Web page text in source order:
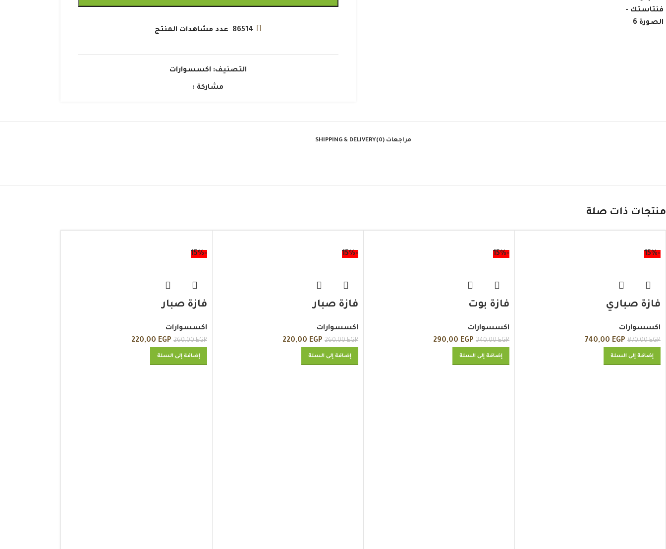
86514 عدد مشاهدات المنتج
التصنيف: اكسسوارات
مشاركة :
مراجعات (0) SHIPPING & DELIVERY
منتجات ذات صلة
-15%
فازة صباري
اكسسوارات
870,00EGP
740,00 EGP
إضافة إلى السلة
-15%
فازة بوت
اكسسوارات
340,00EGP
290,00 EGP
إضافة إلى السلة
-15%
فازة صبار
اكسسوارات
260,00EGP
220,00 EGP
إضافة إلى السلة
-15%
فازة صبار
اكسسوارات
260,00EGP
220,00 EGP
إضافة إلى السلة